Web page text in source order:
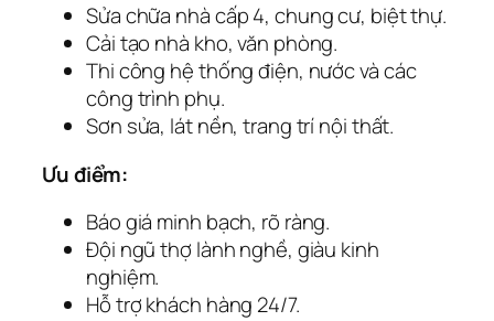
Sửa chữa nhà cấp 4, chung cư, biệt thự.
Cải tạo nhà kho, văn phòng.
Thi công hệ thống điện, nước và các
công trình phụ.
Sơn sửa, lát nền, trang trí nội thất.
Ưu điểm:
Báo giá minh bạch, rõ ràng.
Đội ngũ thợ lành nghề, giàu kinh
nghiệm.
Hỗ trợ khách hàng 24/7.